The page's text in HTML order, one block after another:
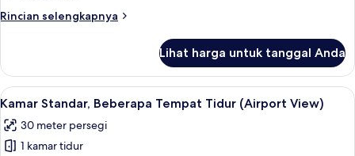
Rincian selengkapnya
Rincian
Kamar
Standar
(Upgraded)
Lihat harga untuk tanggal Anda
Lihat
semua
foto
untuk
Selimut bulu angsa, brankas, dan
4
Kamar Standar, Beberapa Tempat Tidur (Airport View)
30 meter persegi
1 kamar tidur